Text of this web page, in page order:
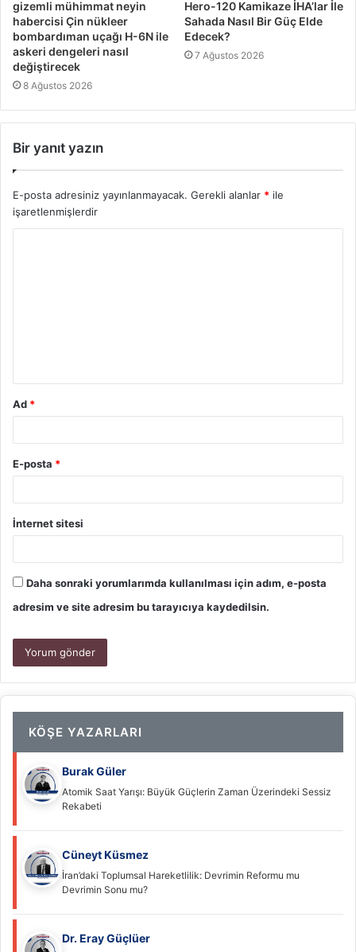
gizemli mühimmat neyin
habercisi Çin nükleer
bombardıman uçağı H-6N ile
askeri dengeleri nasıl
değiştirecek
8 Ağustos 2026
Hero-120 Kamikaze İHA’lar İle
Sahada Nasıl Bir Güç Elde
Edecek?
7 Ağustos 2026
Bir yanıt yazın
E-posta adresiniz yayınlanmayacak. Gerekli alanlar * ile
işaretlenmişlerdir
Ad *
E-posta *
İnternet sitesi
Daha sonraki yorumlarımda kullanılması için adım, e-posta
adresim ve site adresim bu tarayıcıya kaydedilsin.
KÖŞE YAZARLARI
Burak Güler
Atomik Saat Yarışı: Büyük Güçlerin Zaman Üzerindeki Sessiz
Rekabeti
Cüneyt Küsmez
İran’daki Toplumsal Hareketlilik: Devrimin Reformu mu
Devrimin Sonu mu?
Dr. Eray Güçlüer